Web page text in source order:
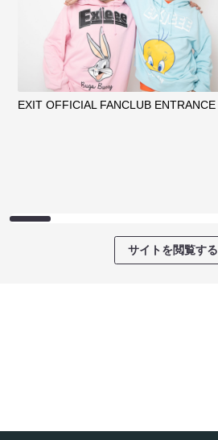
EXIT OFFICIAL FANCLUB ENTRANCE
サイトを閲覧する